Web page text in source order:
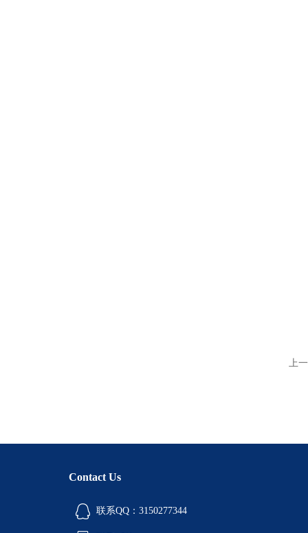
上
Contact Us
联系QQ：3150277344